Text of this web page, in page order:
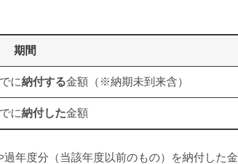
期間
に納付する金額（※納期未到来含）
に納付した金額
年度分（当該年度以前のもの）を納付した金